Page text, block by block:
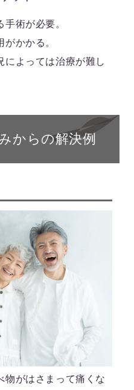
手術が必要。
がかかる。
によっては治療が難し
からの解決例
物がはさまって痛くな